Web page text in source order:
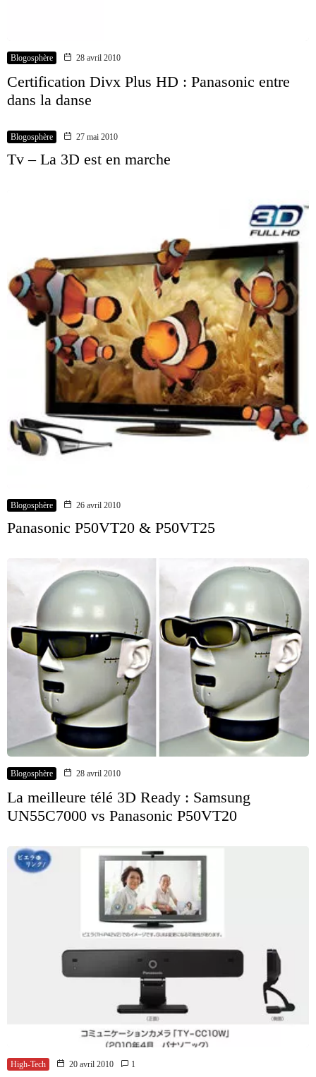
Blogosphère 28 avril 2010
Certification Divx Plus HD : Panasonic entre
dans la danse
Blogosphère 27 mai 2010
Tv – La 3D est en marche
Blogosphère 26 avril 2010
Panasonic P50VT20 & P50VT25
Blogosphère 28 avril 2010
La meilleure télé 3D Ready : Samsung
UN55C7000 vs Panasonic P50VT20
High-Tech 20 avril 2010 1